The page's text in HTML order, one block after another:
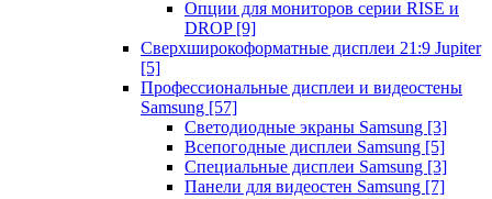
Опции для мониторов серии RISE и
DROP [9]
Сверхширокоформатные дисплеи 21:9 Jupiter
[5]
Профессиональные дисплеи и видеостены
Samsung [57]
Светодиодные экраны Samsung [3]
Всепогодные дисплеи Samsung [5]
Специальные дисплеи Samsung [3]
Панели для видеостен Samsung [7]